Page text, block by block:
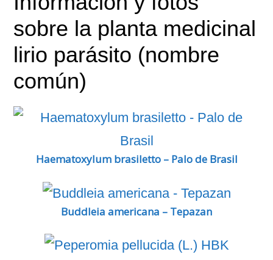
sobre la planta medicinal
lirio parásito (nombre
común)
Haematoxylum brasiletto – Palo de Brasil
Buddleia americana – Tepazan